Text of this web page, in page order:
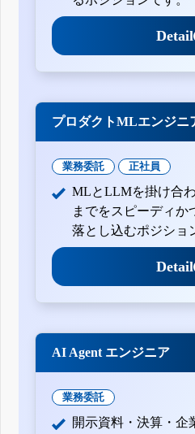
Detail
プロダクトMLエンジニ
業務委託 正社員
MLとLLMを掛け合
までをスピーディか
落とし込むポジショ
Detail
AI Agent エンジニア
業務委託
開示資料・決算・企